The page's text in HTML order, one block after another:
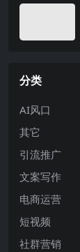
分类
AI风口
其它
引流推广
文案写作
电商运营
短视频
社群营销